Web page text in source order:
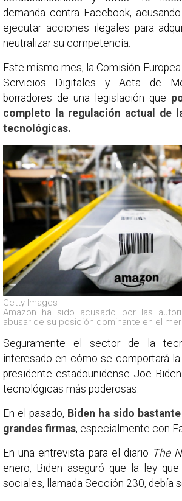
demanda contra Facebook,
ejecutar acciones ilegales para
neutralizar su competencia.
Este mismo mes, la Comisión
Servicios Digitales y Acta de
borradores de una legislación que
completo la regulación actual de
tecnológicas.
Getty Images
Amazon ha sido acusado por las
abusar de su posición dominante en el
Seguramente el sector de la
interesado en cómo se comportará la
presidente estadounidense Joe
tecnológicas más poderosas.
En el pasado, Biden ha sido
grandes firmas, especialmente con
En una entrevista para el diario The
enero, Biden aseguró que la ley
sociales, llamada Sección 230, debía